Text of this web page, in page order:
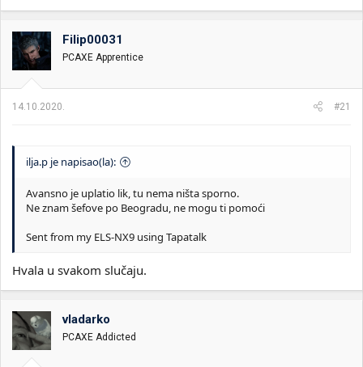
Filip00031
PCAXE Apprentice
14.10.2020. #21
ilja.p je napisao(la):
Avansno je uplatio lik, tu nema ništa sporno.
Ne znam šefove po Beogradu, ne mogu ti pomoći
Sent from my ELS-NX9 using Tapatalk
Hvala u svakom slučaju.
vladarko
PCAXE Addicted